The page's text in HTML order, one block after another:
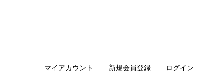
マイアカウント 新規会員登録 ログイン